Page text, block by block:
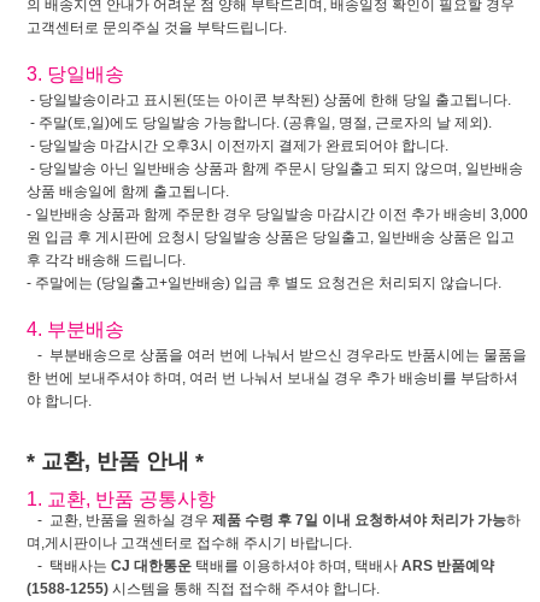
의 배송지연 안내가 어려운 점 양해 부탁드리며, 배송일정 확인이 필요할 경우
고객센터로 문의주실 것을 부탁드립니다.
3. 당일배송
- 당일발송이라고 표시된(또는 아이콘 부착된) 상품에 한해 당일 출고됩니다.
- 주말(토,일)에도 당일발송 가능합니다. (공휴일, 명절, 근로자의 날 제외).
- 당일발송 마감시간 오후3시 이전까지 결제가 완료되어야 합니다.
- 당일발송 아닌 일반배송 상품과 함께 주문시 당일출고 되지 않으며, 일반배송
상품 배송일에 함께 출고됩니다.
- 일반배송 상품과 함께 주문한 경우 당일발송 마감시간 이전 추가 배송비 3,000
원 입금 후 게시판에 요청시 당일발송 상품은 당일출고, 일반배송 상품은 입고
후 각각 배송해 드립니다.
- 주말에는 (당일출고+일반배송) 입금 후 별도 요청건은 처리되지 않습니다.
4. 부분배송
- 부분배송으로 상품을 여러 번에 나눠서 받으신 경우라도 반품시에는 물품을
한 번에 보내주셔야 하며, 여러 번 나눠서 보내실 경우 추가 배송비를 부담하셔
야 합니다.
* 교환, 반품 안내 *
1. 교환, 반품 공통사항
- 교환, 반품을 원하실 경우 제품 수령 후 7일 이내 요청하셔야 처리가 가능하
며,게시판이나 고객센터로 접수해 주시기 바랍니다.
- 택배사는 CJ 대한통운 택배를 이용하셔야 하며, 택배사 ARS 반품예약
(1588-1255) 시스템을 통해 직접 접수해 주셔야 합니다.